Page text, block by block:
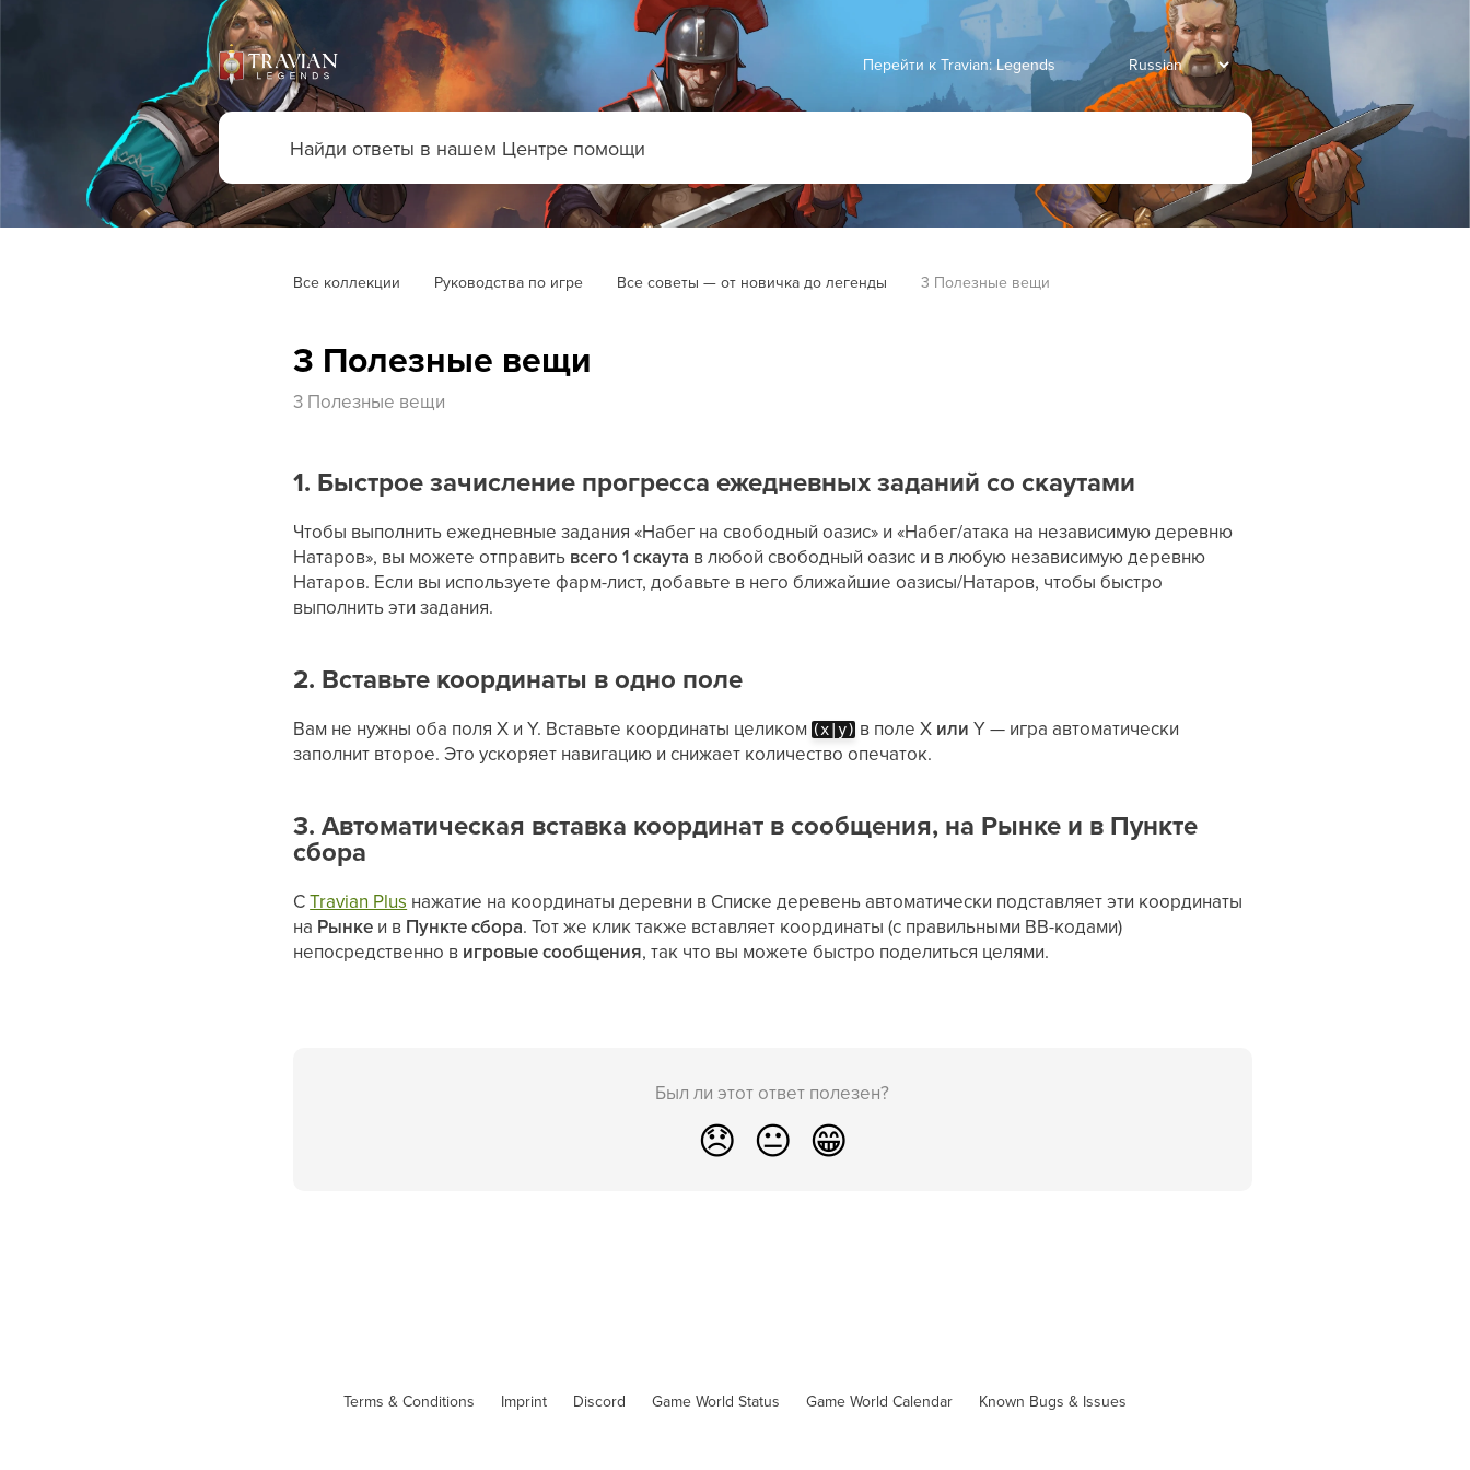
Перейти к Travian: Legends
Все коллекции Руководства по игре Все советы — от новичка до легенды 3 Полезные вещи
3 Полезные вещи
3 Полезные вещи
1. Быстрое зачисление прогресса ежедневных заданий со скаутами
Чтобы выполнить ежедневные задания «Набег на свободный оазис» и «Набег/атака на независимую деревню
Натаров», вы можете отправить всего 1 скаута в любой свободный оазис и в любую независимую деревню
Натаров. Если вы используете фарм-лист, добавьте в него ближайшие оазисы/Натаров, чтобы быстро
выполнить эти задания.
2. Вставьте координаты в одно поле
Вам не нужны оба поля X и Y. Вставьте координаты целиком(x|y) в поле X или Y — игра автоматически
заполнит второе. Это ускоряет навигацию и снижает количество опечаток.
3. Автоматическая вставка координат в сообщения, на Рынке и в Пункте
сбора
СTravian Plus нажатие на координаты деревни в Списке деревень автоматически подставляет эти координаты
на Рынке и в Пункте сбора. Тот же клик также вставляет координаты (с правильными BB-кодами)
непосредственно в игровые сообщения, так что вы можете быстро поделиться целями.
Был ли этот ответ полезен?
😞 😐 😁
Terms & Conditions Imprint Discord Game World Status Game World Calendar Known Bugs & Issues